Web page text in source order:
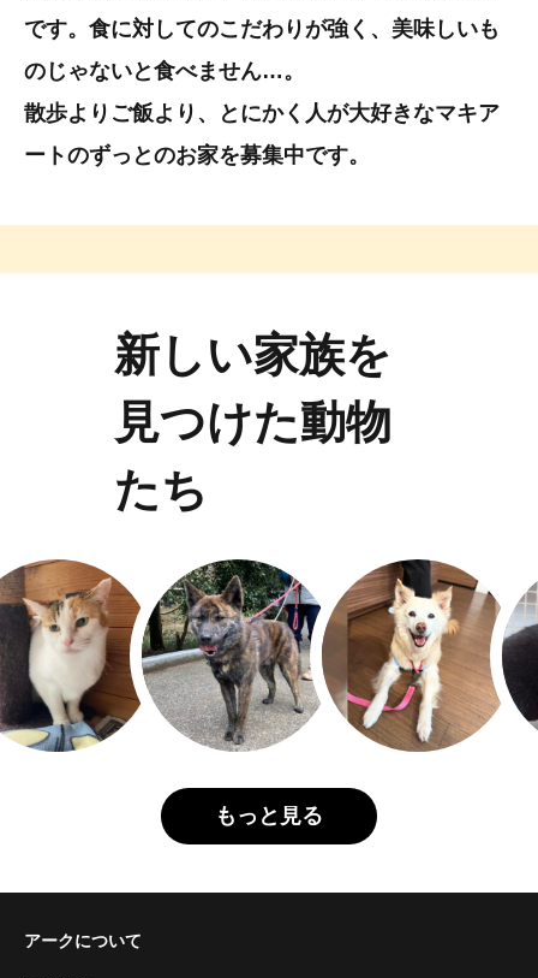
です。食に対してのこだわりが強く、美味しいも
のじゃないと食べません…。
散歩よりご飯より、とにかく人が大好きなマキア
ートのずっとのお家を募集中です。
新しい家族を
見つけた動物
たち
もっと見る
アークについて